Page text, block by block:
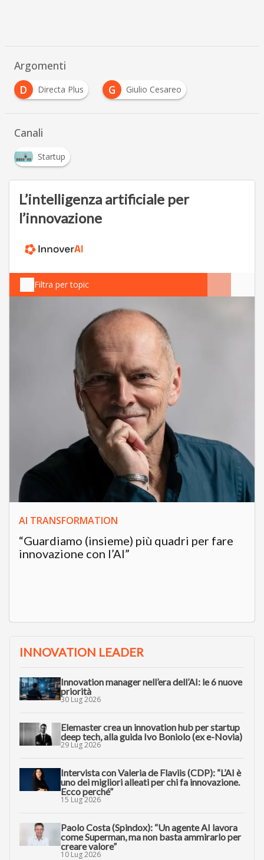
Argomenti
D
Directa Plus G Giulio Cesareo
Canali
Startup
L’intelligenza artificiale per
l’innovazione
Filtra per topic
AI TRANSFORMATION
“Guardiamo (insieme) più quadri per fare
innovazione con l’AI”
INNOVATION LEADER
Innovation manager nell’era dell’AI: le 6 nuove
priorità
30 Lug 2026
Elemaster crea un innovation hub per startup
deep tech, alla guida Ivo Boniolo (ex e-Novia)
29 Lug 2026
Intervista con Valeria de Flaviis (CDP): “L’AI è
uno dei migliori alleati per chi fa innovazione.
Ecco perché”
15 Lug 2026
Paolo Costa (Spindox): “Un agente AI lavora
come Superman, ma non basta ammirarlo per
creare valore”
10 Lug 2026